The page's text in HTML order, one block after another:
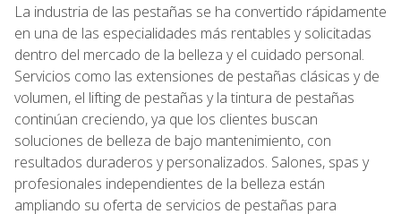
La industria de las pestañas se ha convertido rápidamente
en una de las especialidades más rentables y solicitadas
dentro del mercado de la belleza y el cuidado personal.
Servicios como las extensiones de pestañas clásicas y de
volumen, el lifting de pestañas y la tintura de pestañas
continúan creciendo, ya que los clientes buscan
soluciones de belleza de bajo mantenimiento, con
resultados duraderos y personalizados. Salones, spas y
profesionales independientes de la belleza están
ampliando su oferta de servicios de pestañas para